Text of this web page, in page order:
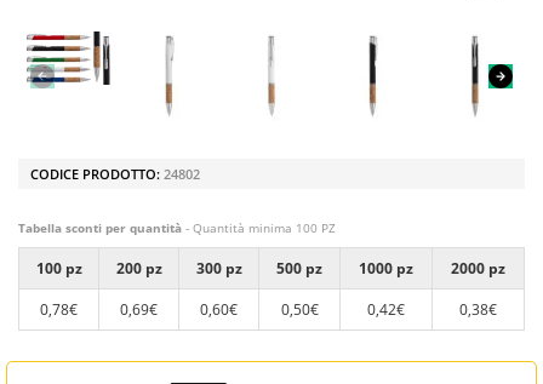
CODICE PRODOTTO: 24802
Tabella sconti per quantità - Quantità minima 100 PZ
100 pz 200 pz 300 pz 500 pz 1000 pz
2000 pz
0,78€
0,69€ 0,60€ 0,50€ 0,42€ 0,38€